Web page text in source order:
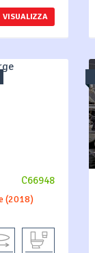
VISUALIZZA
C66948
(2018)